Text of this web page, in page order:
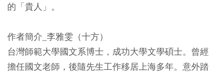
的「貴人」。
作者簡介_李雅雯（十方）
台灣師範大學國文系博士，成功大學文學碩士。曾經
擔任國文老師，後隨先生工作移居上海多年。意外踏